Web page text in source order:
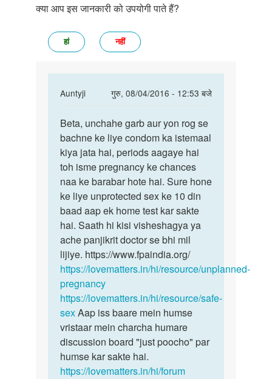
क्या आप इस जानकारी को उपयोगी पाते हैं?
हां नहीं
Auntyji
गुरु, 08/04/2016 - 12:53 बजे
In
to
Kya
aesa
possible
he
ki
by
Kiran
chaturvedi
Beta,
unchahe
garb
aur
yon
Beta, unchahe garb aur yon rog se
bachne ke liye condom ka istemaal
kiya jata hai, periods aagaye hai
toh isme pregnancy ke chances
naa ke barabar hote hai. Sure hone
ke liye unprotected sex ke 10 din
baad aap ek home test kar sakte
hai. Saath hi kisi visheshagya ya
ache panjikrit doctor se bhi mil
lijiye. https://www.fpaindia.org/
https://lovematters.in/hi/resource/unplanned-
pregnancy
https://lovematters.in/hi/resource/safe-
sexAap iss baare mein humse
vristaar mein charcha humare
discussion board "just poocho" par
humse kar sakte hai.
https://lovematters.in/hi/forum